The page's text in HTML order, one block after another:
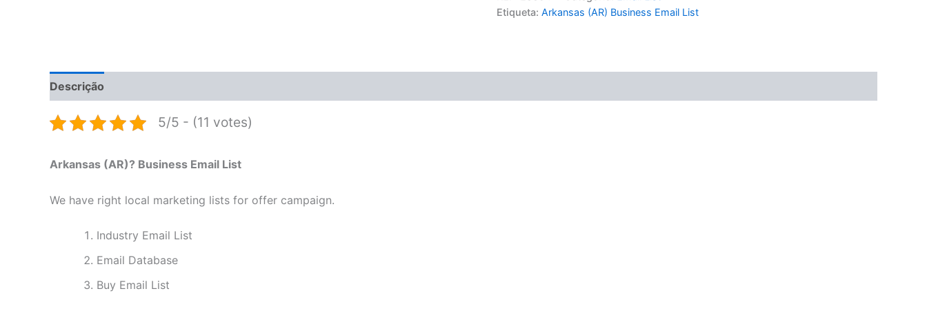
Etiqueta: Arkansas (AR) Business Email List
Descrição
5/5 - (11 votes)
Arkansas (AR)? Business Email List
We have right local marketing lists for offer campaign.
Industry Email List
Email Database
Buy Email List